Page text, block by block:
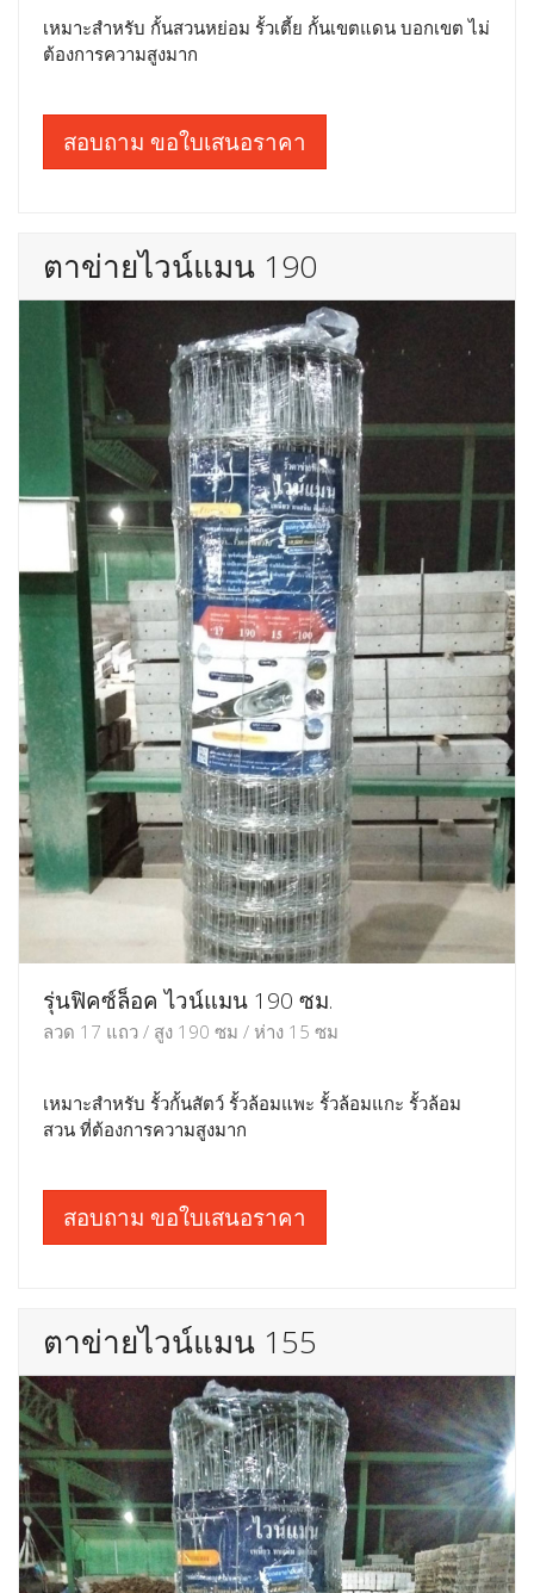
เหมาะสำหรับ กั้นสวนหย่อม รั้วเตี้ย กั้นเขตแดน บอกเขต ไม่
ต้องการความสูงมาก
สอบถาม ขอใบเสนอราคา
ตาข่ายไวน์แมน 190
รุ่นฟิคซ์ล็อค ไวน์แมน 190 ซม.
ลวด 17 แถว / สูง 190 ซม / ห่าง 15 ซม
เหมาะสำหรับ รั้วกั้นสัตว์ รั้วล้อมแพะ รั้วล้อมแกะ รั้วล้อม
สวน ที่ต้องการความสูงมาก
สอบถาม ขอใบเสนอราคา
ตาข่ายไวน์แมน 155